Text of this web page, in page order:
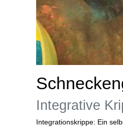
Integrative
Integrationskrippe: Ein